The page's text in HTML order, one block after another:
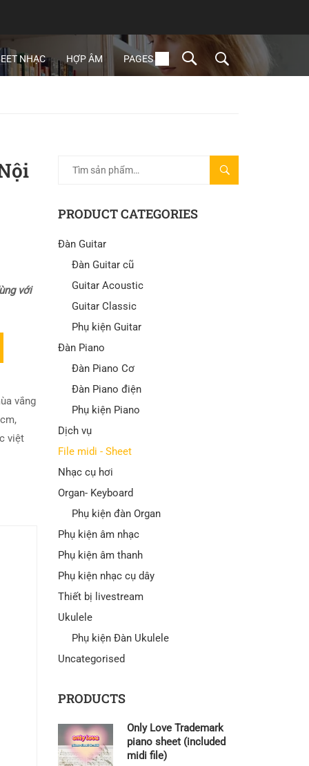
NHẠC HỢP ÂM PAGES
với
vắng
,
việt
TÌM
KIẾM
PRODUCT CATEGORIES
Đàn Guitar
Đàn Guitar cũ
Guitar Acoustic
Guitar Classic
Phụ kiện Guitar
Đàn Piano
Đàn Piano Cơ
Đàn Piano điện
Phụ kiện Piano
Dịch vụ
File midi - Sheet
Nhạc cụ hơi
Organ- Keyboard
Phụ kiện đàn Organ
Phụ kiện âm nhạc
Phụ kiện âm thanh
Phụ kiện nhạc cụ dây
Thiết bị livestream
Ukulele
Phụ kiện Đàn Ukulele
Uncategorised
PRODUCTS
Only Love Trademark
piano sheet (included
midi file)